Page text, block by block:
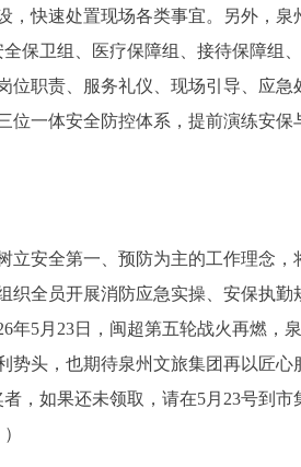
，快速处置现场各类事宜。另外，泉
保卫组、医疗保障组、接待保障组
位职责、服务礼仪、现场引导、应急
位一体安全防控体系，提前演练安保
立安全第一、预防为主的工作理念，
全员开展消防应急实操、安保执勤
年5月23日，闽超第五轮战火再燃，
头，也期待泉州文旅集团再以匠心
，如果还未领取，请在5月23号到市